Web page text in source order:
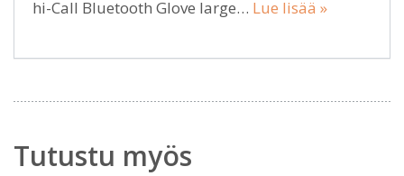
hi-Call Bluetooth Glove large… Lue lisää »
Tutustu myös